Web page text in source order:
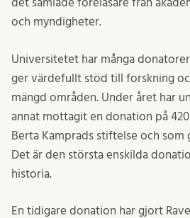
det samlade föreläsare från
och myndigheter.
Universitetet har många
ger värdefullt stöd till forskning
mängd områden. Under året har
annat mottagit en donation på
Berta Kamprads stiftelse och som
Det är den största enskilda
historia.
En tidigare donation har gjort